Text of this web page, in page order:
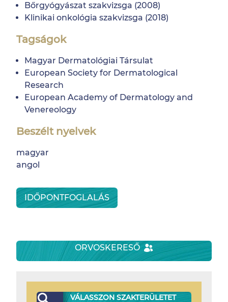
Bőrgyógyászat szakvizsga (2008)
Klinikai onkológia szakvizsga (2018)
Tagságok
Magyar Dermatológiai Társulat
European Society for Dermatological
Research
European Academy of Dermatology and
Venereology
Beszélt nyelvek
magyar
angol
IDŐPONTFOGLALÁS
ORVOSKERESŐ
VÁLASSZON SZAKTERÜLETET